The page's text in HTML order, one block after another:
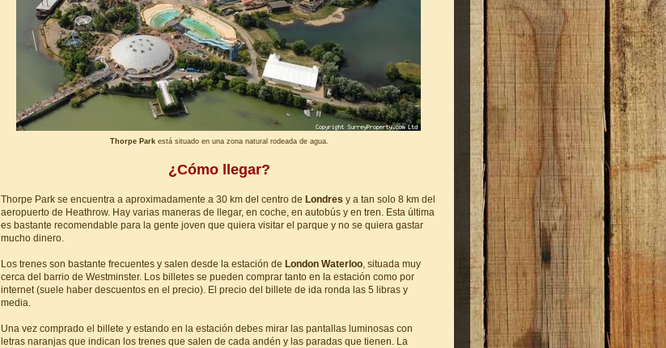
Thorpe Park está situado en una zona natural rodeada de agua.
¿Cómo llegar?
Thorpe Park se encuentra a aproximadamente a 30 km del centro de Londres y a tan solo 8 km del
aeropuerto de Heathrow. Hay varias maneras de llegar, en coche, en autobús y en tren. Esta última
es bastante recomendable para la gente joven que quiera visitar el parque y no se quiera gastar
mucho dinero.
Los trenes son bastante frecuentes y salen desde la estación de London Waterloo, situada muy
cerca del barrio de Westminster. Los billetes se pueden comprar tanto en la estación como por
internet (suele haber descuentos en el precio). El precio del billete de ida ronda las 5 libras y
media.
Una vez comprado el billete y estando en la estación debes mirar las pantallas luminosas con
letras naranjas que indican los trenes que salen de cada andén y las paradas que tienen. La